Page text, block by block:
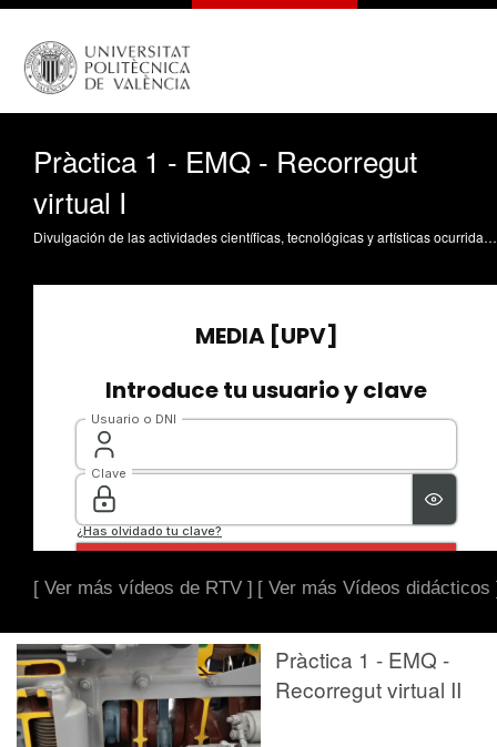
Pràctica 1 - EMQ - Recorregut
virtual I
Divulgación de las actividades científicas, tecnológicas y artísticas ocurridas en los tres campus de la UPV
[ Ver más vídeos de RTV ] [ Ver más Vídeos didácticos
Pràctica 1 - EMQ -
Recorregut virtual II